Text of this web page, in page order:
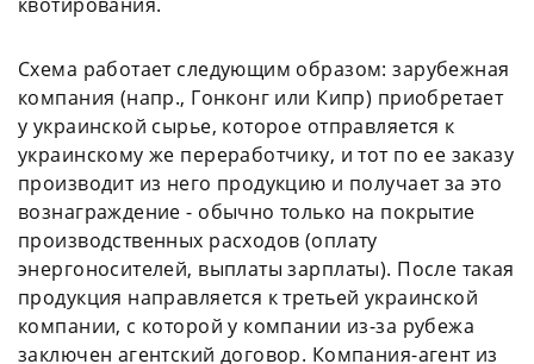
Схема работает следующим образом: зарубежная
компания (напр., Гонконг или Кипр) приобретает
у украинской сырье, которое отправляется к
украинскому же переработчику, и тот по ее заказу
производит из него продукцию и получает за это
вознаграждение - обычно только на покрытие
производственных расходов (оплату
энергоносителей, выплаты зарплаты). После такая
продукция направляется к третьей украинской
компании, с которой у компании из-за рубежа
заключен агентский договор. Компания-агент из